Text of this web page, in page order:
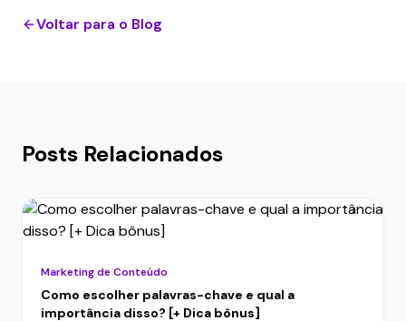
Voltar para o Blog
Posts Relacionados
Marketing de Conteúdo
Como escolher palavras-chave e qual a
importância disso? [+ Dica bônus]